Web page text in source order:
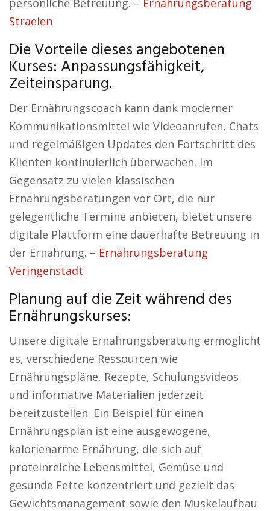
persönliche Betreuung. – Ernährungsberatung
Straelen
Die Vorteile dieses angebotenen
Kurses: Anpassungsfähigkeit,
Zeiteinsparung.
Der Ernährungscoach kann dank moderner
Kommunikationsmittel wie Videoanrufen, Chats
und regelmäßigen Updates den Fortschritt des
Klienten kontinuierlich überwachen. Im
Gegensatz zu vielen klassischen
Ernährungsberatungen vor Ort, die nur
gelegentliche Termine anbieten, bietet unsere
digitale Plattform eine dauerhafte Betreuung in
der Ernährung. – Ernährungsberatung
Veringenstadt
Planung auf die Zeit während des
Ernährungskurses:
Unsere digitale Ernährungsberatung ermöglicht
es, verschiedene Ressourcen wie
Ernährungspläne, Rezepte, Schulungsvideos
und informative Materialien jederzeit
bereitzustellen. Ein Beispiel für einen
Ernährungsplan ist eine ausgewogene,
kalorienarme Ernährung, die sich auf
proteinreiche Lebensmittel, Gemüse und
gesunde Fette konzentriert und gezielt das
Gewichtsmanagement sowie den Muskelaufbau